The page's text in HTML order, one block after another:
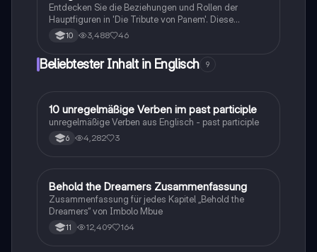
möchten.
Entdecken Sie die Beziehungen und Rollen der
Hauptfiguren in 'Die Tribute von Panem'. Diese
Übersicht umfasst Peeta Mellark, Katniss Everdeen,
Haymitch Abernathy und weitere wichtige Charaktere
Schüler, die die komplexen Dynamiken der
10 3,488 46
Beliebtester Inhalt in Englisch 9
1 Englisch
10 unregelmäßige Verben im past participle
unregelmäßige Verben aus Englisch - past participle
6 4,282 3
Englisch
Behold the Dreamers Zusammenfassung
Zusammenfassung für jedes Kapitel „Behold the
Dreamers“ von Imbolo Mbue
11 12,409 164